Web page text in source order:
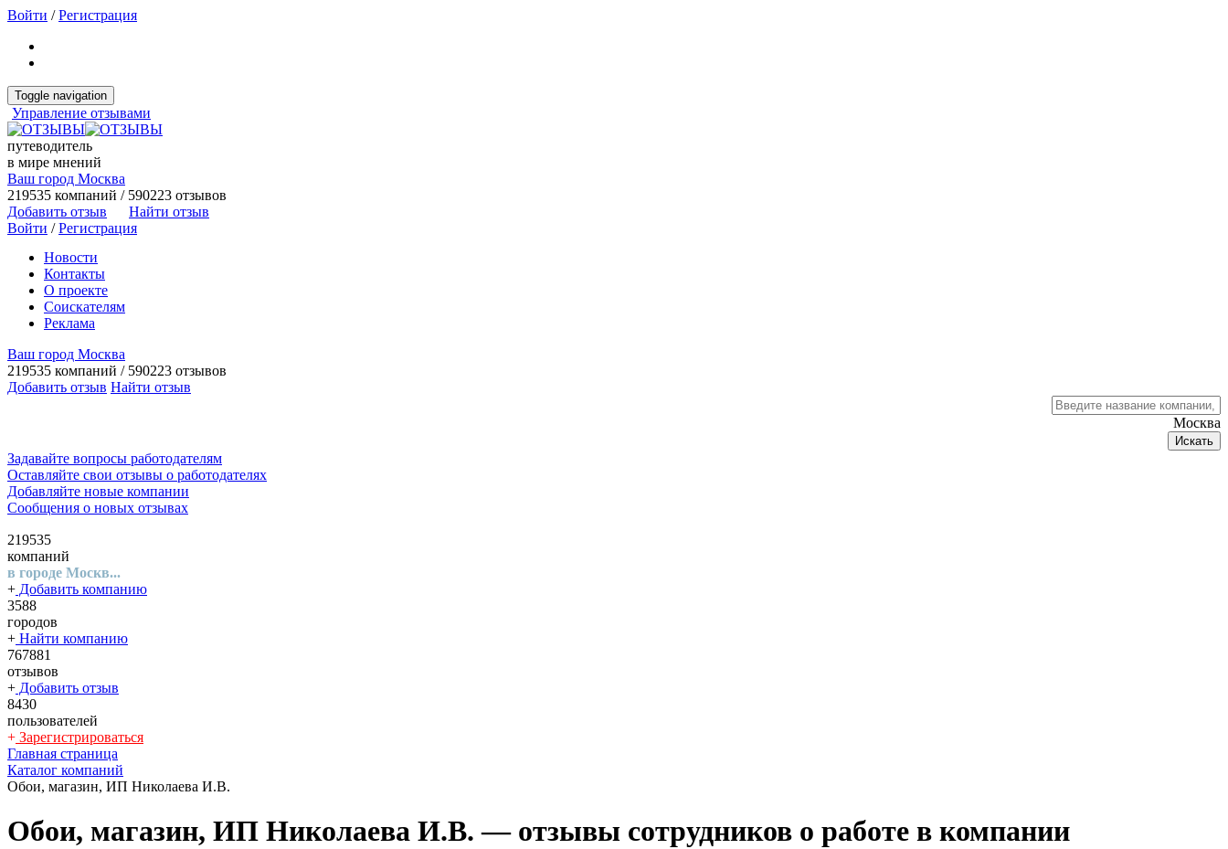
Войти /Регистрация
Toggle navigation
Управление отзывами
путеводитель
в мире мнений
Ваш город Москва
219535 компаний / 590223 отзывов
Добавить отзыв
Найти отзыв
Войти /Регистрация
Новости
Контакты
О проекте
Соискателям
Реклама
Ваш город Москва
219535 компаний / 590223 отзывов
Добавить отзыв Найти отзыв
Москва
Искать
Задавайте вопросы работодателям
Оставляйте свои отзывы о работодателях
Добавляйте новые компании
Сообщения о новых отзывах
219535
компаний
в городе Москв...
+ Добавить компанию
3588
городов
+ Найти компанию
767881
отзывов
+ Добавить отзыв
8430
пользователей
+ Зарегистрироваться
Главная страница
Каталог компаний
Обои, магазин, ИП Николаева И.В.
Обои, магазин, ИП Николаева И.В. — отзывы сотрудников о работе в компании